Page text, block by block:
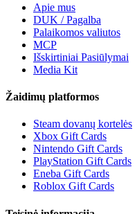
Apie mus
DUK / Pagalba
Palaikomos valiutos
MCP
Išskirtiniai Pasiūlymai
Media Kit
Žaidimų platformos
Steam dovanų kortelės
Xbox Gift Cards
Nintendo Gift Cards
PlayStation Gift Cards
Eneba Gift Cards
Roblox Gift Cards